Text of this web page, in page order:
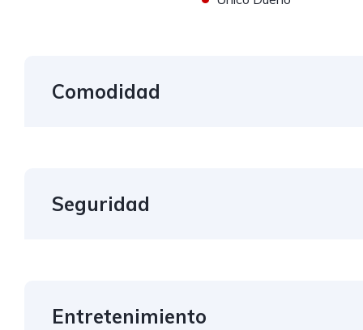
Comodidad
Seguridad
Entretenimiento